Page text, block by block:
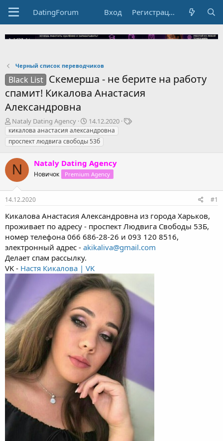
DatingForum Вход Регистрация
Черный список переводчиков
Black List Скемерша - не берите на работу
спамит! Кикалова Анастасия
Александровна
А
в
т
о
р
т
е
м
ы
Nataly Dating Agency
Д
а
т
а
а
ч
л
14.12.2020
Т
кикалова анастасия александровна
проспект людвига свободы 53б
N Nataly Dating Agency
Новичок Premium Agency
14.12.2020 #1
Кикалова Анастасия Александровна из города Харьков,
проживает по адресу - проспект Людвига Свободы 53Б,
номер телефона 066 686-28-26 и 093 120 8516,
электронный адрес - akikaliva@gmail.com
Делает спам рассылку.
VK - Настя Кикалова | VK